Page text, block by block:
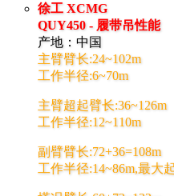
徐工 XCMG
QUY450 - 履带吊性能
产地：中国
主臂臂长:24~102m
工作半径:6~70m
主臂超起臂长:36~126m
工作半径:12~110m
副臂臂长:72+36=108m
工作半径:14~86m,最大